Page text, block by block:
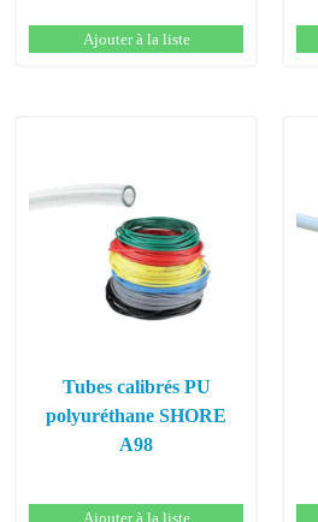
Ajouter à la liste
Tubes calibrés PU
polyuréthane SHORE
A98
Ajouter à la liste